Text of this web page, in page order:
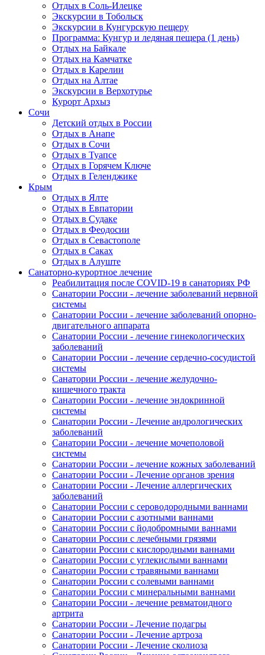
Отдых в Соль-Илецке
Экскурсии в Тобольск
Экскурсии в Кунгурскую пещеру
Программа: Кунгур и ледяная пещера (1 день)
Отдых на Байкале
Отдых на Камчатке
Отдых в Карелии
Отдых на Алтае
Экскурсии в Верхотурье
Курорт Архыз
Сочи
Детский отдых в России
Отдых в Анапе
Отдых в Сочи
Отдых в Туапсе
Отдых в Горячем Ключе
Отдых в Геленджике
Крым
Отдых в Ялте
Отдых в Евпатории
Отдых в Судаке
Отдых в Феодосии
Отдых в Севастополе
Отдых в Саках
Отдых в Алуште
Санаторно-курортное лечение
Реабилитация после COVID-19 в санаториях РФ
Санатории России - лечение заболеваний нервной
системы
Санатории России - лечение заболеваний опорно-
двигательного аппарата
Санатории России - лечение гинекологических
заболеваний
Санатории России - лечение сердечно-сосудистой
системы
Санатории России - лечение желудочно-
кишечного тракта
Санатории России - лечение эндокринной
системы
Санатории России - Лечение андрологических
заболеваний
Санатории России - лечение мочеполовой
системы
Санатории России - лечение кожных заболеваний
Санатории России - Лечение органов зрения
Санатории России - Лечение аллергических
заболеваний
Санатории России с сероводородными ваннами
Санатории России с азотными ваннами
Санатории России с йодобромными ваннами
Санатории России с лечебными грязями
Санатории России с кислородными ваннами
Санатории России с углекислыми ваннами
Санатории России с травяными ваннами
Санатории России с солевыми ваннами
Санатории России с минеральными ваннами
Санатории России - лечение ревматоидного
артрита
Санатории России - Лечение подагры
Санатории России - Лечение артроза
Санатории России - Лечение сколиоза